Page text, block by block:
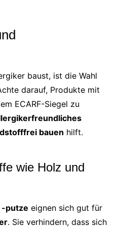
baust, ist die Wahl
darauf, Produkte mit
ECARF-Siegel zu
bauen hilft.
wie Holz und
-putze eignen sich gut für
. Sie verhindern, dass sich